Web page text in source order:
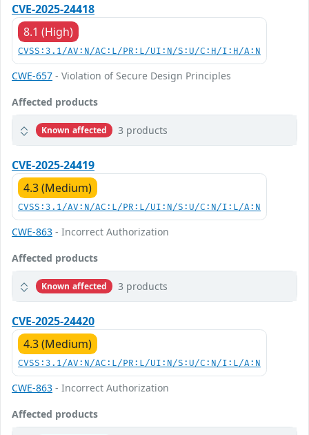
CVE-2025-24418
8.1 (High)
CVSS:3.1/AV:N/AC:L/PR:L/UI:N/S:U/C:H/I:H/A:N
CWE-657 - Violation of Secure Design Principles
Affected products
Known affected 3 products
CVE-2025-24419
4.3 (Medium)
CVSS:3.1/AV:N/AC:L/PR:L/UI:N/S:U/C:N/I:L/A:N
CWE-863 - Incorrect Authorization
Affected products
Known affected 3 products
CVE-2025-24420
4.3 (Medium)
CVSS:3.1/AV:N/AC:L/PR:L/UI:N/S:U/C:N/I:L/A:N
CWE-863 - Incorrect Authorization
Affected products